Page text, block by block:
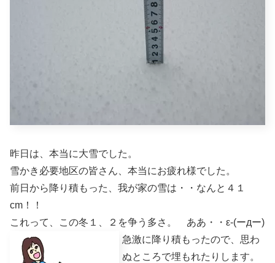
昨日は、本当に大雪でした。
雪かき必要地区の皆さん、本当にお疲れ様でした。
前日から降り積もった、我が家の雪は・・なんと４１
cm！！
これって、この冬１、２を争う多さ。 ああ・・ε-(ーдー)
急激に降り積もったので、思わ
ぬところで埋もれたりします。